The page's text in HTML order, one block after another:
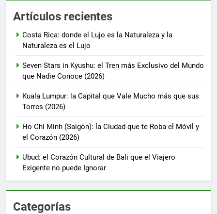
Artículos recientes
Costa Rica: donde el Lujo es la Naturaleza y la
Naturaleza es el Lujo
Seven Stars in Kyushu: el Tren más Exclusivo del Mundo
que Nadie Conoce (2026)
Kuala Lumpur: la Capital que Vale Mucho más que sus
Torres (2026)
Ho Chi Minh (Saigón): la Ciudad que te Roba el Móvil y
el Corazón (2026)
Ubud: el Corazón Cultural de Bali que el Viajero
Exigente no puede Ignorar
Categorías